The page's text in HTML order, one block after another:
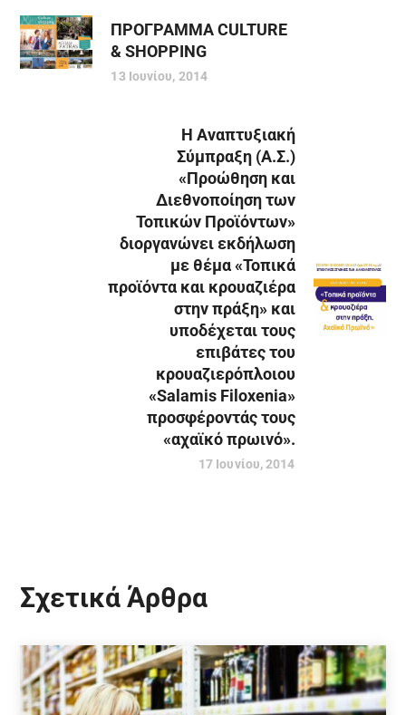
ΠΡΟΓΡΑΜΜΑ CULTURE
& SHOPPING
13 Ιουνίου, 2014
Η Αναπτυξιακή
Σύμπραξη (Α.Σ.)
«Προώθηση και
Διεθνοποίηση των
Τοπικών Προϊόντων»
διοργανώνει εκδήλωση
με θέμα «Τοπικά
προϊόντα και κρουαζιέρα
στην πράξη» και
υποδέχεται τους
επιβάτες του
κρουαζιερόπλοιου
«Salamis Filoxenia»
προσφέροντάς τους
«αχαϊκό πρωινό».
17 Ιουνίου, 2014
Σχετικά Άρθρα